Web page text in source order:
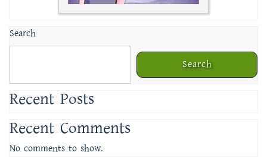
Search
Search
Recent Posts
Recent Comments
No comments to show.